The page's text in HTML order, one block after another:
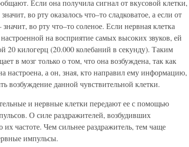
Если она получила сигнал от вкусовой клетки,
во рту оказалось что–то сладковатое, а если от
во рту что–то соленое. Если нервная клетка
на восприятие самых высоких звуков, ей
20 килогерц (20.000 колебаний в секунду). Таким
в мозг только о том, что она возбуждена, так как
настроена, а он, зная, кто направил ему информацию,
возбуждение данной чувствительной клетки.
и нервные клетки передают ее с помощью
О силе раздражителей, возбудивших
частоте. Чем сильнее раздражитель, тем чаще
импульсы.